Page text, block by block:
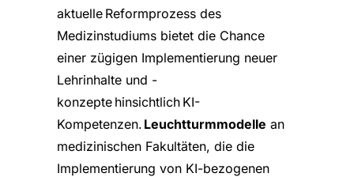
aktuelle Reformprozess des
Medizinstudiums bietet die Chance
einer zügigen Implementierung neuer
Lehrinhalte und -
konzepte hinsichtlich KI-
Kompetenzen. Leuchtturmmodelle an
medizinischen Fakultäten, die die
Implementierung von KI-bezogenen